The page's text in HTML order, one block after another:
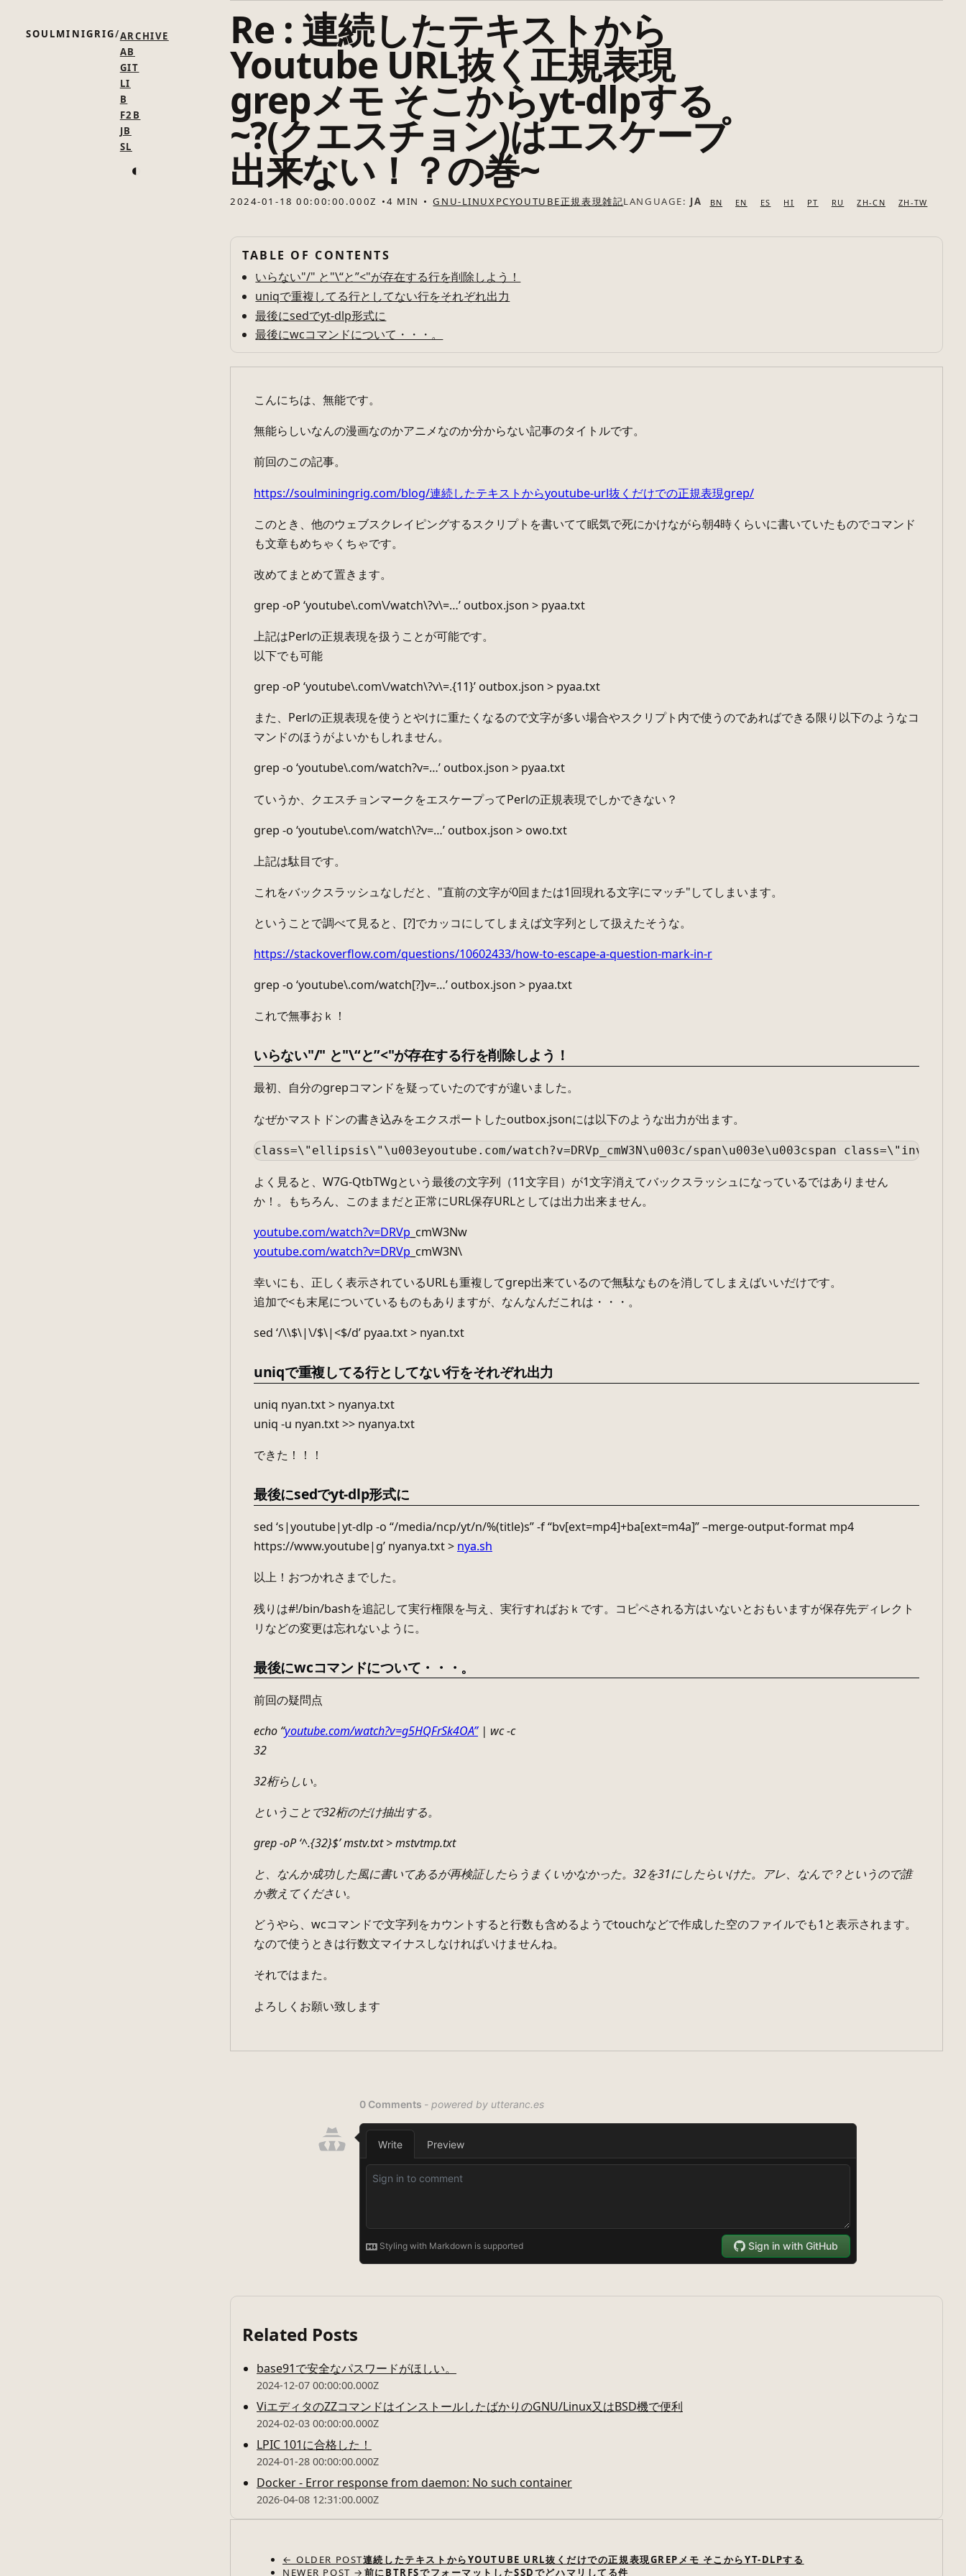
SOULMINIGRIG ARCHIVE
AB
GIT
LI
B
F2B
JB
SL
◐
Re : 連続したテキストから
Youtube URL抜く正規表現
grepメモ そこからyt-dlpする
~?(クエスチョン)はエスケープ
出来ない！？の巻~
2024-01-18 00:00:00.000Z 4 MIN GNU-LINUXPCYOUTUBE正規表現雑記LANGUAGE: JA BN EN ES HI PT RU ZH-CN ZH-TW
TABLE OF CONTENTS
いらない"/" と"\“と”<"が存在する行を削除しよう！
uniqで重複してる行としてない行をそれぞれ出力
最後にsedでyt-dlp形式に
最後にwcコマンドについて・・・。
こんにちは、無能です。
無能らしいなんの漫画なのかアニメなのか分からない記事のタイトルです。
前回のこの記事。
https://soulminingrig.com/blog/連続したテキストからyoutube-url抜くだけでの正規表現grep/
このとき、他のウェブスクレイピングするスクリプトを書いてて眠気で死にかけながら朝4時くらいに書いていたものでコマンド
も文章もめちゃくちゃです。
改めてまとめて置きます。
grep -oP ‘youtube\.com\/watch\?v\=…’ outbox.json > pyaa.txt
上記はPerlの正規表現を扱うことが可能です。
以下でも可能
grep -oP ‘youtube\.com\/watch\?v\=.{11}’ outbox.json > pyaa.txt
また、Perlの正規表現を使うとやけに重たくなるので文字が多い場合やスクリプト内で使うのであればできる限り以下のようなコ
マンドのほうがよいかもしれません。
grep -o ‘youtube\.com/watch?v=…’ outbox.json > pyaa.txt
ていうか、クエスチョンマークをエスケープってPerlの正規表現でしかできない？
grep -o ‘youtube\.com/watch\?v=…’ outbox.json > owo.txt
上記は駄目です。
これをバックスラッシュなしだと、"直前の文字が0回または1回現れる文字にマッチ"してしまいます。
ということで調べて見ると、[?]でカッコにしてしまえば文字列として扱えたそうな。
https://stackoverflow.com/questions/10602433/how-to-escape-a-question-mark-in-r
grep -o ‘youtube\.com/watch[?]v=…’ outbox.json > pyaa.txt
これで無事おｋ！
いらない"/" と"\“と”<"が存在する行を削除しよう！
最初、自分のgrepコマンドを疑っていたのですが違いました。
なぜかマストドンの書き込みをエクスポートしたoutbox.jsonには以下のような出力が出ます。
よく見ると、W7G-QtbTWgという最後の文字列（11文字目）が1文字消えてバックスラッシュになっているではありません
か！。もちろん、このままだと正常にURL保存URLとしては出力出来ません。
youtube.com/watch?v=DRVp _cmW3Nw
youtube.com/watch?v=DRVp _cmW3N\
幸いにも、正しく表示されているURLも重複してgrep出来ているので無駄なものを消してしまえばいいだけです。
追加で<も末尾についているものもありますが、なんなんだこれは・・・。
sed ‘/\\$\|\/$\|<$/d’ pyaa.txt > nyan.txt
uniqで重複してる行としてない行をそれぞれ出力
uniq nyan.txt > nyanya.txt
uniq -u nyan.txt >> nyanya.txt
できた！！！
最後にsedでyt-dlp形式に
sed ‘s|youtube|yt-dlp -o “/media/ncp/yt/n/%(title)s” -f “bv[ext=mp4]+ba[ext=m4a]” –merge-output-format mp4
https://www.youtube|g’ nyanya.txt > nya.sh
以上！おつかれさまでした。
残りは#!/bin/bashを追記して実行権限を与え、実行すればおｋです。コピペされる方はいないとおもいますが保存先ディレクト
リなどの変更は忘れないように。
最後にwcコマンドについて・・・。
前回の疑問点
echo “youtube.com/watch?v=g5HQFrSk4OA”| wc -c
32
32桁らしい。
ということで32桁のだけ抽出する。
grep -oP ‘^.{32}$’ mstv.txt > mstvtmp.txt
と、なんか成功した風に書いてあるが再検証したらうまくいかなかった。32を31にしたらいけた。アレ、なんで？というので誰
か教えてください。
どうやら、wcコマンドで文字列をカウントすると行数も含めるようでtouchなどで作成した空のファイルでも1と表示されます。
なので使うときは行数文マイナスしなければいけませんね。
それではまた。
よろしくお願い致します
Related Posts
base91で安全なパスワードがほしい。
2024-12-07 00:00:00.000Z
ViエディタのZZコマンドはインストールしたばかりのGNU/Linux又はBSD機で便利
2024-02-03 00:00:00.000Z
LPIC 101に合格した！
2024-01-28 00:00:00.000Z
Docker - Error response from daemon: No such container
2026-04-08 12:31:00.000Z
← OLDER POST連続したテキストからYOUTUBE URL抜くだけでの正規表現GREPメモ そこからYT-DLPする
NEWER POST → 前にBTRFSでフォーマットしたSSDでどハマリしてる件